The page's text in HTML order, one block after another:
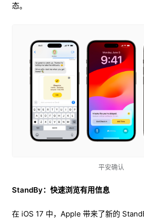
态。
平安确认
StandBy：快速浏览有用信息
在 iOS 17 中，Apple 带来了新的